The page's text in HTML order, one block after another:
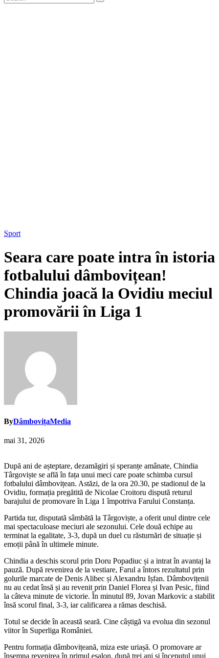
Sport
Seara care poate intra în istoria
fotbalului dâmbovițean!
Chindia joacă la Ovidiu meciul
promovării în Liga 1
ByDâmbovițaMedia
mai 31, 2026
După ani de așteptare, dezamăgiri și speranțe amânate, Chindia
Târgoviște se află în fața unui meci care poate schimba cursul
fotbalului dâmbovițean. Astăzi, de la ora 20.30, pe stadionul de la
Ovidiu, formația pregătită de Nicolae Croitoru dispută returul
barajului de promovare în Liga 1 împotriva Farului Constanța.
Partida tur, disputată sâmbătă la Târgoviște, a oferit unul dintre cele
mai spectaculoase meciuri ale sezonului. Cele două echipe au
terminat la egalitate, 3-3, după un duel cu răsturnări de situație și
emoții până în ultimele minute.
Chindia a deschis scorul prin Doru Popadiuc și a intrat în avantaj la
pauză. După revenirea de la vestiare, Farul a întors rezultatul prin
golurile marcate de Denis Alibec și Alexandru Ișfan. Dâmbovițenii
nu au cedat însă și au revenit prin Daniel Florea și Ivan Pesic, fiind
la câteva minute de victorie. În minutul 89, Jovan Markovic a stabilit
însă scorul final, 3-3, iar calificarea a rămas deschisă.
Totul se decide în această seară. Cine câștigă va evolua din sezonul
viitor în Superliga României.
Pentru formația dâmbovițeană, miza este uriașă. O promovare ar
însemna revenirea în primul eșalon, după trei ani și începutul unui